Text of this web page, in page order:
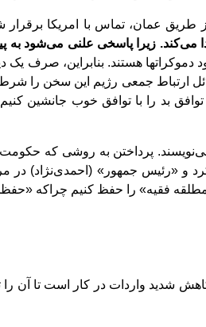
طریق عمان، تماس با امریکا برقرار
میکند. زیرا پاسخی علنی میشود به
دموکراتها هستند. بنابراین، صرف یک
ارتباط جمعی رﮊیم این سخن را شرط
بد را با توافق خوب جانشین
نویسند. پرداختن به روشی که
و «رئیس جمهور» (احمدینژاد) در
مطلقه فقیه» را حفظ کنیم چراکه